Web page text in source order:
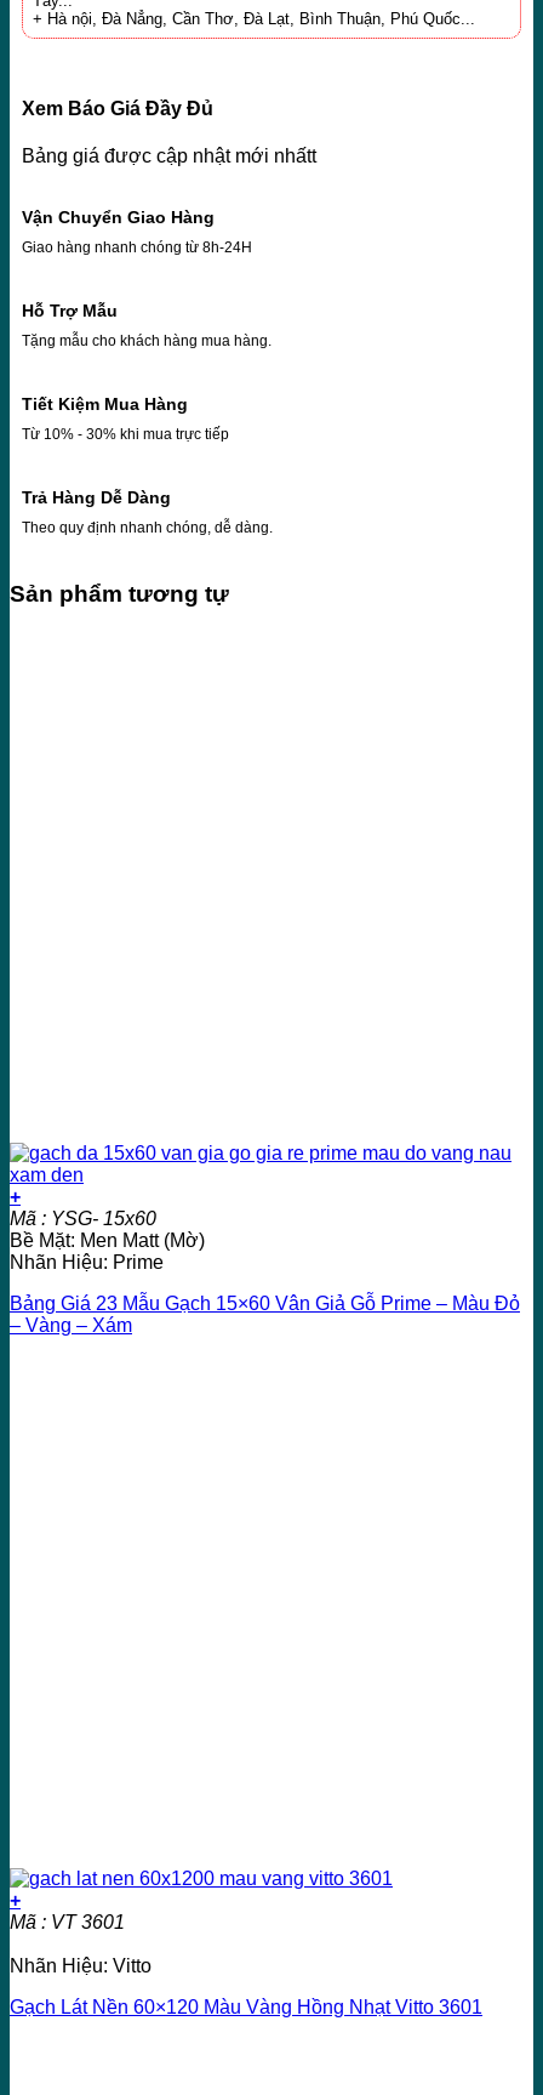
+ Hà nội, Đà Nẳng, Cần Thơ, Đà Lạt, Bình Thuận, Phú Quốc...
Xem Báo Giá Đầy Đủ
Bảng giá được cập nhật mới nhấtt
Vận Chuyển Giao Hàng
Giao hàng nhanh chóng từ 8h-24H
Hỗ Trợ Mẫu
Tặng mẫu cho khách hàng mua hàng.
Tiết Kiệm Mua Hàng
Từ 10% - 30% khi mua trực tiếp
Trả Hàng Dễ Dàng
Theo quy định nhanh chóng, dễ dàng.
Sản phẩm tương tự
+
Mã : YSG- 15x60
Bề Mặt: Men Matt (Mờ)
Nhãn Hiệu: Prime
Bảng Giá 23 Mẫu Gạch 15×60 Vân Giả Gỗ Prime – Màu Đỏ
– Vàng – Xám
+
Mã : VT 3601
Nhãn Hiệu: Vitto
Gạch Lát Nền 60×120 Màu Vàng Hồng Nhạt Vitto 3601